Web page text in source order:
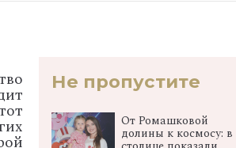
Не пропустите
От Ромашковой
долины к космосу: в